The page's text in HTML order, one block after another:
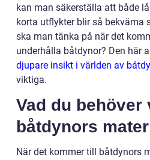
kan man säkerställa att både
korta utflykter blir så bekväma
ska man tänka på när det
underhålla båtdynor? Den här
djupare insikt i världen av
viktiga.
Vad du behöver
båtdynors
När det kommer till båtdynors